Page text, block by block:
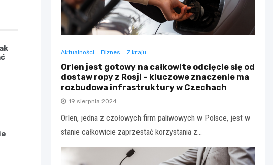
Aktualności Biznes Z kraju
Orlen jest gotowy na całkowite odcięcie się od
dostaw ropy z Rosji – kluczowe znaczenie ma
rozbudowa infrastruktury w Czechach
19 sierpnia 2024
Orlen, jedna z czołowych firm paliwowych w Polsce, jest w
stanie całkowicie zaprzestać korzystania z…